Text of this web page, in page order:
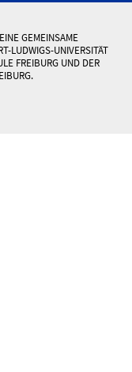
GEMEINSAME
LUDWIGS-UNIVERSITÄT
FREIBURG UND DER